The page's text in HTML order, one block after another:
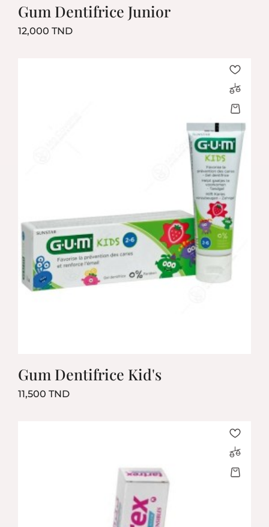
Gum Dentifrice Junior
12,000 TNDPrix
Gum Dentifrice Kid's
11,500 TNDPrix